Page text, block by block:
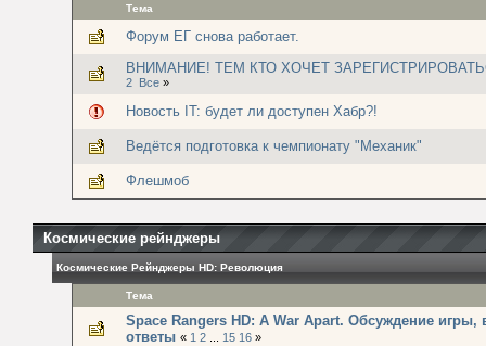
Тема
Форум ЕГ снова работает.
ВНИМАНИЕ! ТЕМ КТО ХОЧЕТ
2 Все »
Новость IT: будет ли доступен Хабр?!
Ведётся подготовка к чемпионату "Механик"
Флешмоб
Космические рейнджеры
Космические Рейнджеры HD: Революция
Тема
Space Rangers HD: A War Apart. Обсуждение игры,
ответы « 1 2 15 16 »